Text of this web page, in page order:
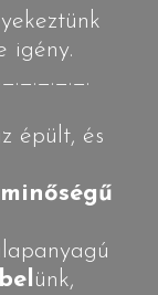
igény.
épült, és
minőségű
ünk,